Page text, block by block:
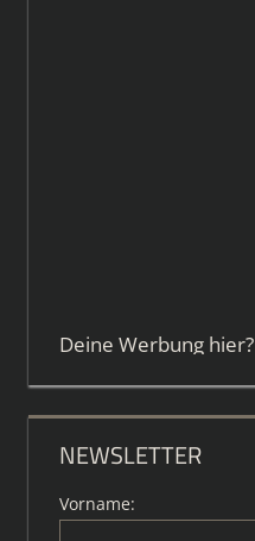
Deine Werbung hier?
NEWSLETTER
Vorname: